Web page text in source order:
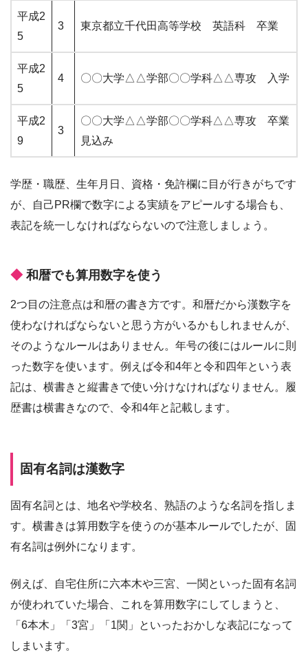
平成2
5
3 東京都立千代田高等学校 英語科 卒業
平成2
5
4 〇〇大学△△学部〇〇学科△△専攻 入学
平成2
9
3
〇〇大学△△学部〇〇学科△△専攻 卒業
見込み
学歴・職歴、生年月日、資格・免許欄に目が行きがちです
が、自己PR欄で数字による実績をアピールする場合も、
表記を統一しなければならないので注意しましょう。
和暦でも算用数字を使う
2つ目の注意点は和暦の書き方です。和暦だから漢数字を
使わなければならないと思う方がいるかもしれませんが、
そのようなルールはありません。年号の後にはルールに則
った数字を使います。例えば令和4年と令和四年という表
記は、横書きと縦書きで使い分けなければなりません。履
歴書は横書きなので、令和4年と記載します。
固有名詞は漢数字
固有名詞とは、地名や学校名、熟語のような名詞を指しま
す。横書きは算用数字を使うのが基本ルールでしたが、固
有名詞は例外になります。
例えば、自宅住所に六本木や三宮、一関といった固有名詞
が使われていた場合、これを算用数字にしてしまうと、
「6本木」「3宮」「1関」といったおかしな表記になって
しまいます。